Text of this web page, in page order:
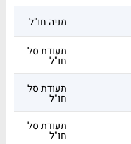
מניה חו"ל
תעודת סל
חו"ל
תעודת סל
חו"ל
תעודת סל
חו"ל